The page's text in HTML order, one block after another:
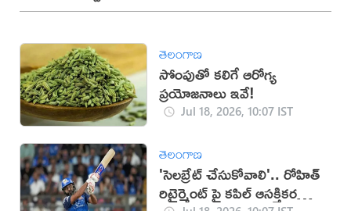
తెలంగాణ
సోంపుతో కలిగే ఆరోగ్య
ప్రయోజనాలు ఇవే!
Jul 18, 2026, 10:07 IST
తెలంగాణ
'సెలబ్రేట్ చేసుకోవాలి'.. రోహిత్
రిటైర్మెంట్ పై కపిల్ ఆసక్తికర